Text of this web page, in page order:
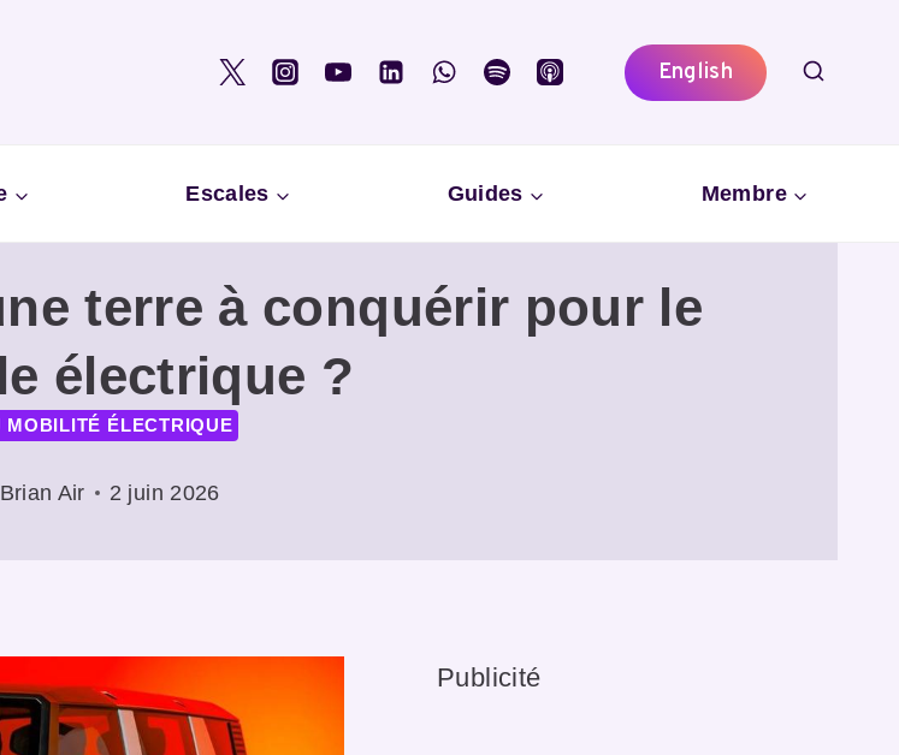
English
Escales Guides Membre
terre à conquérir pour le
électrique ?
MOBILITÉ ÉLECTRIQUE
Brian Air 2 juin 2026
Publicité